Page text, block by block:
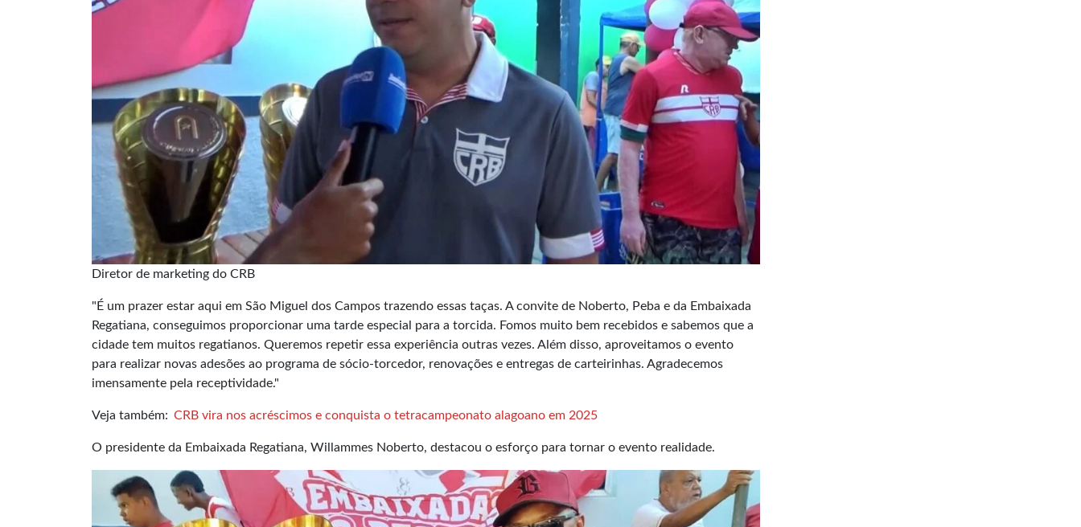
Diretor de marketing do CRB
"É um prazer estar aqui em São Miguel dos Campos trazendo essas taças. A convite de Noberto, Peba e da Embaixada
Regatiana, conseguimos proporcionar uma tarde especial para a torcida. Fomos muito bem recebidos e sabemos que a
cidade tem muitos regatianos. Queremos repetir essa experiência outras vezes. Além disso, aproveitamos o evento
para realizar novas adesões ao programa de sócio-torcedor, renovações e entregas de carteirinhas. Agradecemos
imensamente pela receptividade."
Veja também: CRB vira nos acréscimos e conquista o tetracampeonato alagoano em 2025
O presidente da Embaixada Regatiana, Willammes Noberto, destacou o esforço para tornar o evento realidade.